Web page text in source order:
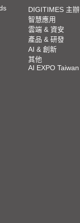
DIGITIMES 主辦
智慧應用
雲端 & 資安
產品 & 研發
AI & 創新
其他
AI EXPO Taiwan